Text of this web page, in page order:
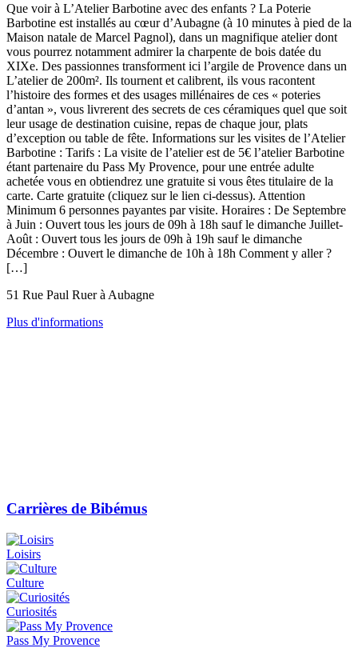
Que voir à L’Atelier Barbotine avec des enfants ? La Poterie
Barbotine est installés au cœur d’Aubagne (à 10 minutes à pied de la
Maison natale de Marcel Pagnol), dans un magnifique atelier dont
vous pourrez notamment admirer la charpente de bois datée du
XIXe. Des passionnes transforment ici l’argile de Provence dans un
L’atelier de 200m². Ils tournent et calibrent, ils vous racontent
l’histoire des formes et des usages millénaires de ces « poteries
d’antan », vous livrerent des secrets de ces céramiques quel que soit
leur usage de destination cuisine, repas de chaque jour, plats
d’exception ou table de fête. Informations sur les visites de l’Atelier
Barbotine : Tarifs : La visite de l’atelier est de 5€ l’atelier Barbotine
étant partenaire du Pass My Provence, pour une entrée adulte
achetée vous en obtiendrez une gratuite si vous êtes titulaire de la
carte. Carte gratuite (cliquez sur le lien ci-dessus). Attention
Minimum 6 personnes payantes par visite. Horaires : De Septembre
à Juin : Ouvert tous les jours de 09h à 18h sauf le dimanche Juillet-
Août : Ouvert tous les jours de 09h à 19h sauf le dimanche
Décembre : Ouvert le dimanche de 10h à 18h Comment y aller ?
[…]
51 Rue Paul Ruer à Aubagne
Plus d'informations
Carrières de Bibémus
Loisirs
Culture
Curiosités
Pass My Provence